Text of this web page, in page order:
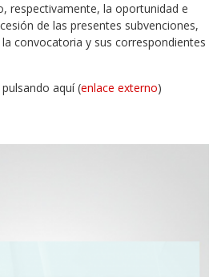
respectivamente, la oportunidad e
de las presentes subvenciones,
convocatoria y sus correspondientes
aquí (enlace externo)